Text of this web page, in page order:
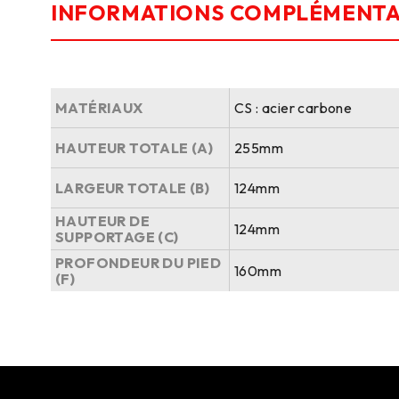
INFORMATIONS
MATÉRIAUX CS : acier carbone
HAUTEUR TOTALE (A) 255mm
LARGEUR TOTALE (B)
124mm
HAUTEUR DE
SUPPORTAGE (C)
124mm
PROFONDEUR DU PIED
(F)
160mm